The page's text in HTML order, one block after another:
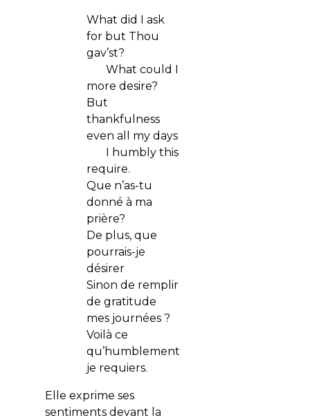
What did I ask
for but Thou
gav’st?
What could I
more desire?
But
thankfulness
even all my days
I humbly this
require.
Que n’as-tu
donné à ma
prière?
De plus, que
pourrais-je
désirer
Sinon de remplir
de gratitude
mes journées ?
Voilà ce
qu’humblement
je requiers.
Elle exprime ses
sentiments devant la